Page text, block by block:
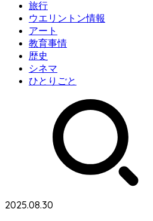
旅行
ウエリントン情報
アート
教育事情
歴史
シネマ
ひとりごと
2025.08.30